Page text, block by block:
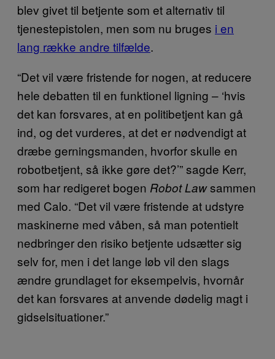
blev givet til betjente som et alternativ til
tjenestepistolen, men som nu bruges i en
lang række andre tilfælde.
“Det vil være fristende for nogen, at reducere
hele debatten til en funktionel ligning – ‘hvis
det kan forsvares, at en politibetjent kan gå
ind, og det vurderes, at det er nødvendigt at
dræbe gerningsmanden, hvorfor skulle en
robotbetjent, så ikke gøre det?’” sagde Kerr,
som har redigeret bogen Robot Lawsammen
med Calo. “Det vil være fristende at udstyre
maskinerne med våben, så man potentielt
nedbringer den risiko betjente udsætter sig
selv for, men i det lange løb vil den slags
ændre grundlaget for eksempelvis, hvornår
det kan forsvares at anvende dødelig magt i
gidselsituationer.”